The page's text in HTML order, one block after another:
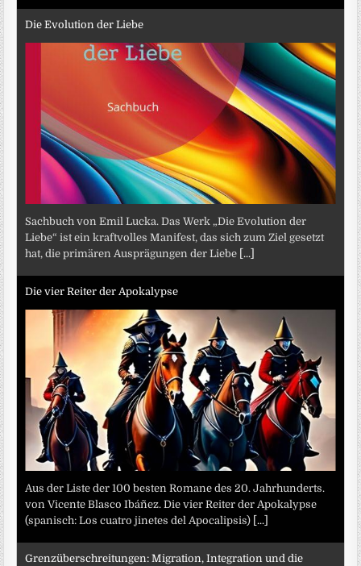
Die Evolution der Liebe
Sachbuch von Emil Lucka. Das Werk „Die Evolution der
Liebe“ ist ein kraftvolles Manifest, das sich zum Ziel gesetzt
hat, die primären Ausprägungen der Liebe [...]
Die vier Reiter der Apokalypse
Aus der Liste der 100 besten Romane des 20. Jahrhunderts.
von Vicente Blasco Ibáñez. Die vier Reiter der Apokalypse
(spanisch: Los cuatro jinetes del Apocalipsis) [...]
Grenzüberschreitungen: Migration, Integration und die